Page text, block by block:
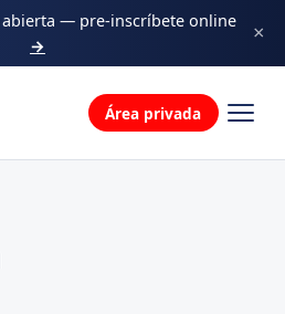
— pre-inscríbete online
→
×
Área privada